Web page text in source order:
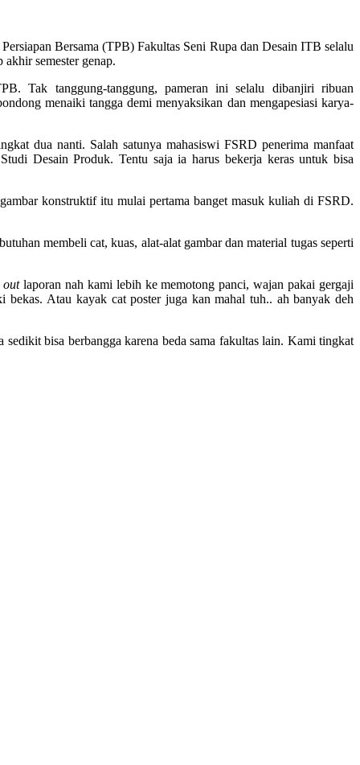
Bersama (TPB) Fakultas Seni Rupa dan Desain ITB selalu
semester genap.
Tak tanggung-tanggung, pameran ini selalu dibanjiri ribuan
menaiki tangga demi menyaksikan dan mengapesiasi karya-
dua nanti. Salah satunya mahasiswi FSRD penerima manfaat
Desain Produk. Tentu saja ia harus bekerja keras untuk bisa
konstruktif itu mulai pertama banget masuk kuliah di FSRD.
membeli cat, kuas, alat-alat gambar dan material tugas seperti
out laporan nah kami lebih ke memotong panci, wajan pakai gergaji
Atau kayak cat poster juga kan mahal tuh.. ah banyak deh
bisa berbangga karena beda sama fakultas lain. Kami tingkat